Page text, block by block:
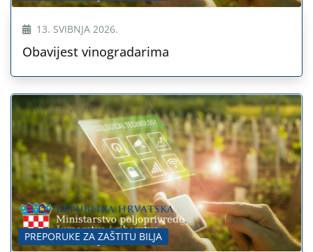
13. SVIBNJA 2026.
Obavijest vinogradarima
PREPORUKE ZA ZAŠTITU BILJA